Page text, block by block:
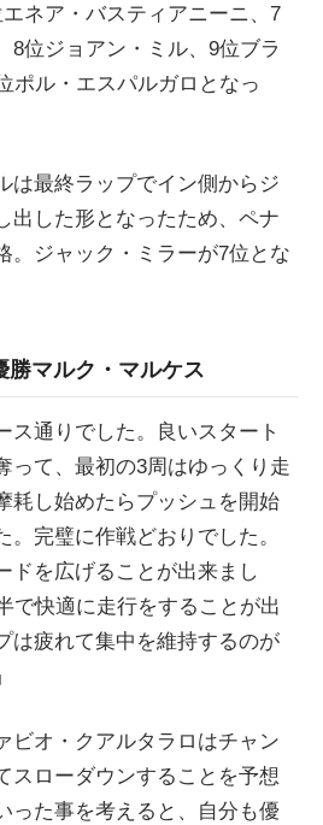
ネア・バスティアニーニ、7
8位ジョアン・ミル、9位ブラ
ポル・エスパルガロとなっ
は最終ラップでイン側からジ
出した形となったため、ペナ
。ジャック・ミラーが7位とな
マルク・マルケス
ス通りでした。良いスタート
って、最初の3周はゆっくり走
耗し始めたらプッシュを開始
。完璧に作戦どおりでした。
ドを広げることが出来まし
で快適に走行をすることが出
は疲れて集中を維持するのが
ビオ・クアルタラロはチャン
スローダウンすることを予想
った事を考えると、自分も優